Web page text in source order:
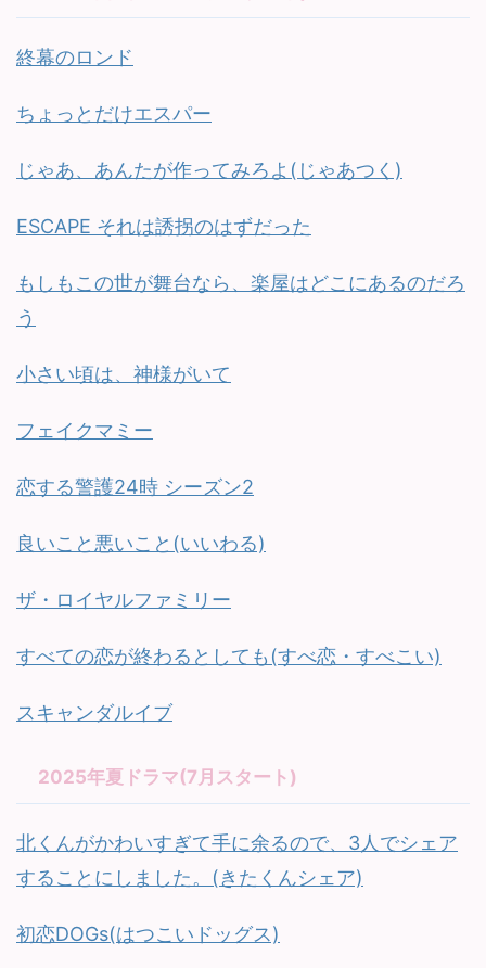
終幕のロンド
ちょっとだけエスパー
じゃあ、あんたが作ってみろよ(じゃあつく)
ESCAPE それは誘拐のはずだった
もしもこの世が舞台なら、楽屋はどこにあるのだろ
う
小さい頃は、神様がいて
フェイクマミー
恋する警護24時 シーズン2
良いこと悪いこと(いいわる)
ザ・ロイヤルファミリー
すべての恋が終わるとしても(すべ恋・すべこい)
スキャンダルイブ
2025年夏ドラマ(7月スタート)
北くんがかわいすぎて手に余るので、3人でシェア
することにしました。(きたくんシェア)
初恋DOGs(はつこいドッグス)